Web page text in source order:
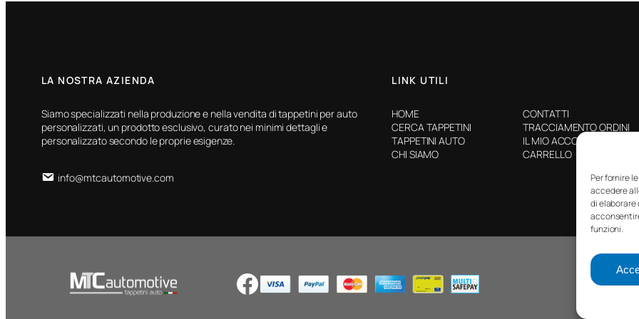
Per fornire
accedere
di elaborare
funzioni.
LA NOSTRA AZIENDA
Siamo specializzati nella produzione e nella vendita di tappetini per auto
personalizzati, un prodotto esclusivo, curato nei minimi dettagli e
personalizzato secondo le proprie esigenze.
info@mtcautomotive.com
LINK UTILI
HOME
CERCA TAPPETINI
TAPPETINI AUTO
CHI SIAMO
CONTATTI
TRACCIAMENTO ORDINI
IL MIO ACCOUNT
CARRELLO
Facebook